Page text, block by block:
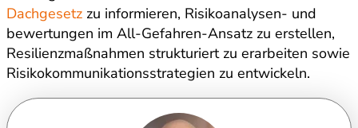
Dachgesetz zu informieren, Risikoanalysen- und
bewertungen im All-Gefahren-Ansatz zu erstellen,
Resilienzmaßnahmen strukturiert zu erarbeiten sowie
Risikokommunikationsstrategien zu entwickeln.